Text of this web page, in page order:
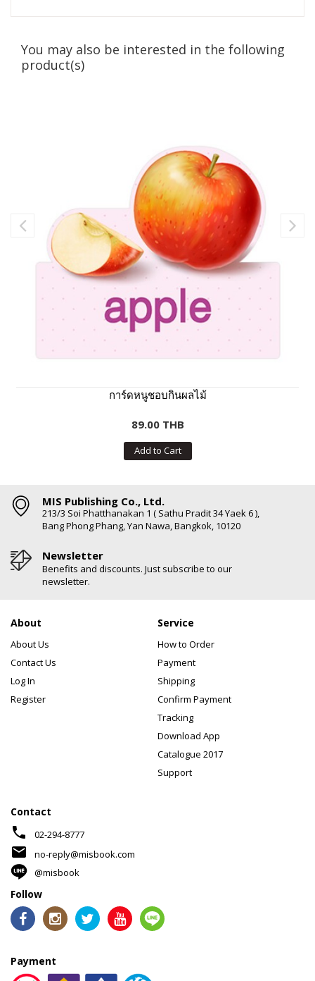
You may also be interested in the following
product(s)
การ์ดหนูชอบกินผลไม้
89.00 THB
Add to Cart
MIS Publishing Co., Ltd.
213/3 Soi Phatthanakan 1 ( Sathu Pradit 34 Yaek 6 ),
Bang Phong Phang, Yan Nawa, Bangkok, 10120
Newsletter
Benefits and discounts. Just subscribe to our
newsletter.
About
About Us
Contact Us
Log In
Register
Service
How to Order
Payment
Shipping
Confirm Payment
Tracking
Download App
Catalogue 2017
Support
Contact
phone 02-294-8777
mail
no-reply@misbook.com
@misbook
Follow
Payment